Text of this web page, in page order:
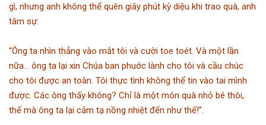
gì, nhưng anh không thể quên giây phút kỳ diệu khi trao quà, anh
tâm sự:
“Ông ta nhìn thẳng vào mắt tôi và cười toe toét. Và một lần
nữa… ông ta lại xin Chúa ban phuớc lành cho tôi và cầu chúc
cho tôi được an toàn. Tôi thực tình không thể tin vào tai mình
được. Các ông thấy không? Chỉ là một món quà nhỏ bé thôi,
thế mà ông ta lại cảm tạ nồng nhiệt đến như thế!”.